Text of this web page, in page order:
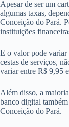
Apesar de ser um
algumas taxas,
Conceição do Pará.
instituições
E o valor pode variar
cestas de serviços,
variar entre R$ 9,95
Além disso, a
banco digital
Conceição do Pará.